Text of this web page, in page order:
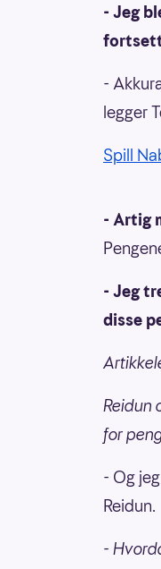
- Jeg
-
legger
Spill
- Artig
- Jeg
disse
Reidun
for
- Og
Reidun.
-